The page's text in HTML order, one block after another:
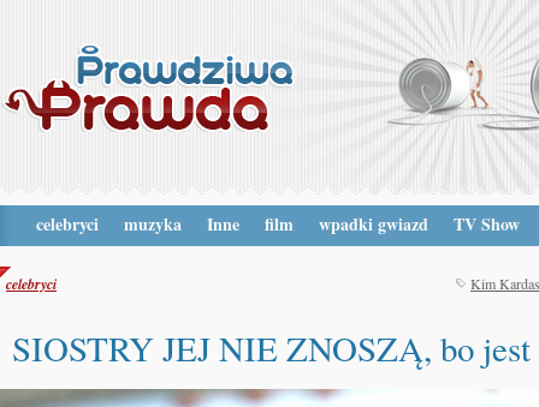
celebryci muzyka Inne film wpadki gwiazd TV Show
celebryci Kim
SIOSTRY JEJ NIE ZNOSZĄ, bo jest